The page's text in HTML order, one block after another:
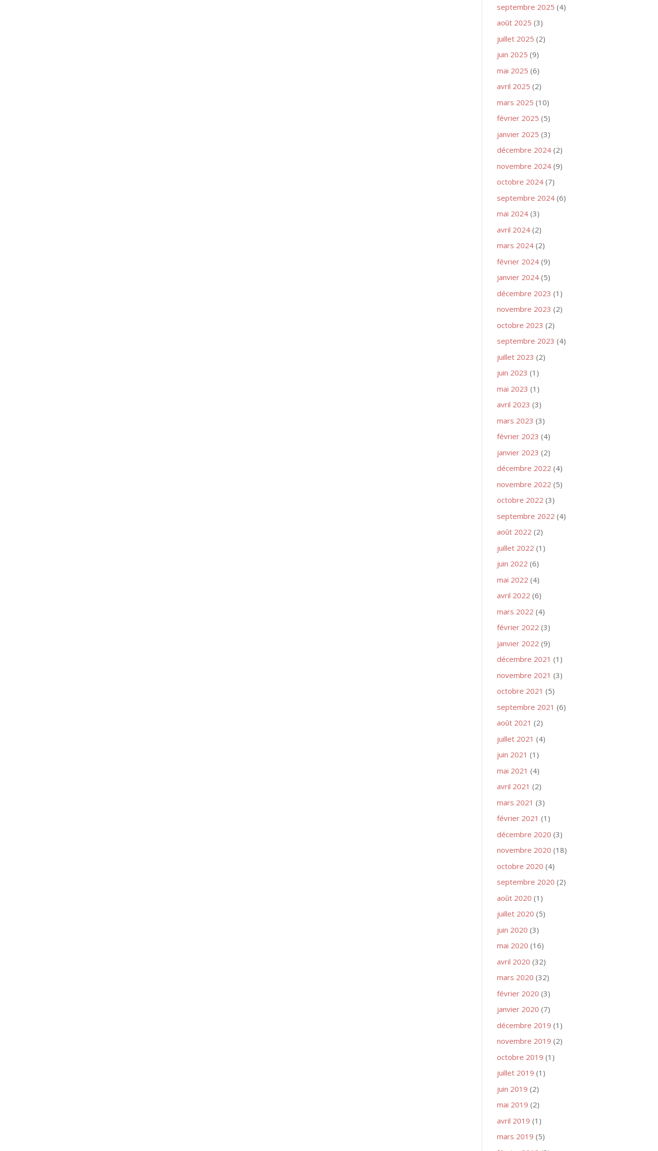
septembre 2025 (4)
août 2025 (3)
juillet 2025 (2)
juin 2025 (9)
mai 2025 (6)
avril 2025 (2)
mars 2025 (10)
février 2025 (5)
janvier 2025 (3)
décembre 2024 (2)
novembre 2024 (9)
octobre 2024 (7)
septembre 2024 (6)
mai 2024 (3)
avril 2024 (2)
mars 2024 (2)
février 2024 (9)
janvier 2024 (5)
décembre 2023 (1)
novembre 2023 (2)
octobre 2023 (2)
septembre 2023 (4)
juillet 2023 (2)
juin 2023 (1)
mai 2023 (1)
avril 2023 (3)
mars 2023 (3)
février 2023 (4)
janvier 2023 (2)
décembre 2022 (4)
novembre 2022 (5)
octobre 2022 (3)
septembre 2022 (4)
août 2022 (2)
juillet 2022 (1)
juin 2022 (6)
mai 2022 (4)
avril 2022 (6)
mars 2022 (4)
février 2022 (3)
janvier 2022 (9)
décembre 2021 (1)
novembre 2021 (3)
octobre 2021 (5)
septembre 2021 (6)
août 2021 (2)
juillet 2021 (4)
juin 2021 (1)
mai 2021 (4)
avril 2021 (2)
mars 2021 (3)
février 2021 (1)
décembre 2020 (3)
novembre 2020 (18)
octobre 2020 (4)
septembre 2020 (2)
août 2020 (1)
juillet 2020 (5)
juin 2020 (3)
mai 2020 (16)
avril 2020 (32)
mars 2020 (32)
février 2020 (3)
janvier 2020 (7)
décembre 2019 (1)
novembre 2019 (2)
octobre 2019 (1)
juillet 2019 (1)
juin 2019 (2)
mai 2019 (2)
avril 2019 (1)
mars 2019 (5)